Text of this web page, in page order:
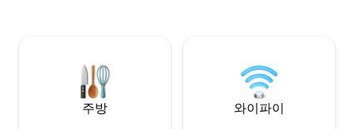
주방 와이파이